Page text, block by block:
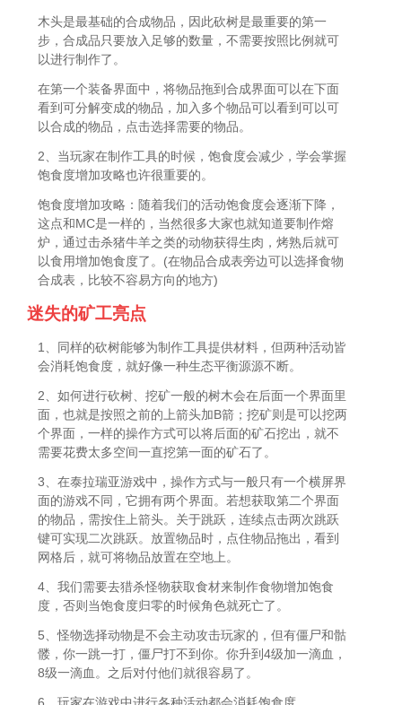
木头是最基础的合成物品，因此砍树是最重要的第一
步，合成品只要放入足够的数量，不需要按照比例就可
以进行制作了。
在第一个装备界面中，将物品拖到合成界面可以在下面
看到可分解变成的物品，加入多个物品可以看到可以可
以合成的物品，点击选择需要的物品。
2、当玩家在制作工具的时候，饱食度会减少，学会掌握
饱食度增加攻略也许很重要的。
饱食度增加攻略：随着我们的活动饱食度会逐渐下降，
这点和MC是一样的，当然很多大家也就知道要制作熔
炉，通过击杀猪牛羊之类的动物获得生肉，烤熟后就可
以食用增加饱食度了。(在物品合成表旁边可以选择食物
合成表，比较不容易方向的地方)
迷失的矿工亮点
1、同样的砍树能够为制作工具提供材料，但两种活动皆
会消耗饱食度，就好像一种生态平衡源源不断。
2、如何进行砍树、挖矿一般的树木会在后面一个界面里
面，也就是按照之前的上箭头加B箭；挖矿则是可以挖两
个界面，一样的操作方式可以将后面的矿石挖出，就不
需要花费太多空间一直挖第一面的矿石了。
3、在泰拉瑞亚游戏中，操作方式与一般只有一个横屏界
面的游戏不同，它拥有两个界面。若想获取第二个界面
的物品，需按住上箭头。关于跳跃，连续点击两次跳跃
键可实现二次跳跃。放置物品时，点住物品拖出，看到
网格后，就可将物品放置在空地上。
4、我们需要去猎杀怪物获取食材来制作食物增加饱食
度，否则当饱食度归零的时候角色就死亡了。
5、怪物选择动物是不会主动攻击玩家的，但有僵尸和骷
髅，你一跳一打，僵尸打不到你。你升到4级加一滴血，
8级一滴血。之后对付他们就很容易了。